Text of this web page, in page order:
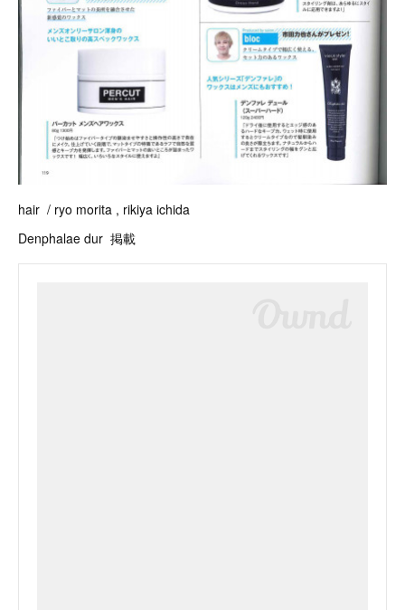
hair / ryo morita , rikiya ichida
Denphalae dur 掲載